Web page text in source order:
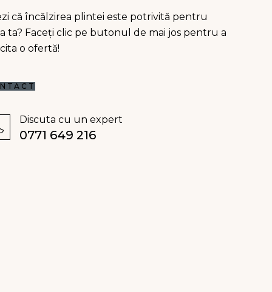
că încălzirea plintei este potrivită pentru
ta? Faceți clic pe butonul de mai jos pentru a
o ofertă!
0771 649 216
Discuta cu un expert